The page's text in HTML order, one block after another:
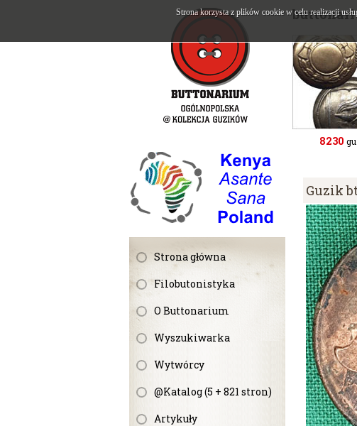
Strona główna
Filobutonistyka
O Buttonarium
Wyszukiwarka
Wytwórcy
@Katalog (5 + 821 stron)
Artykuły
8230
Guzik
Strona korzysta z plików cookie w celu realizacji